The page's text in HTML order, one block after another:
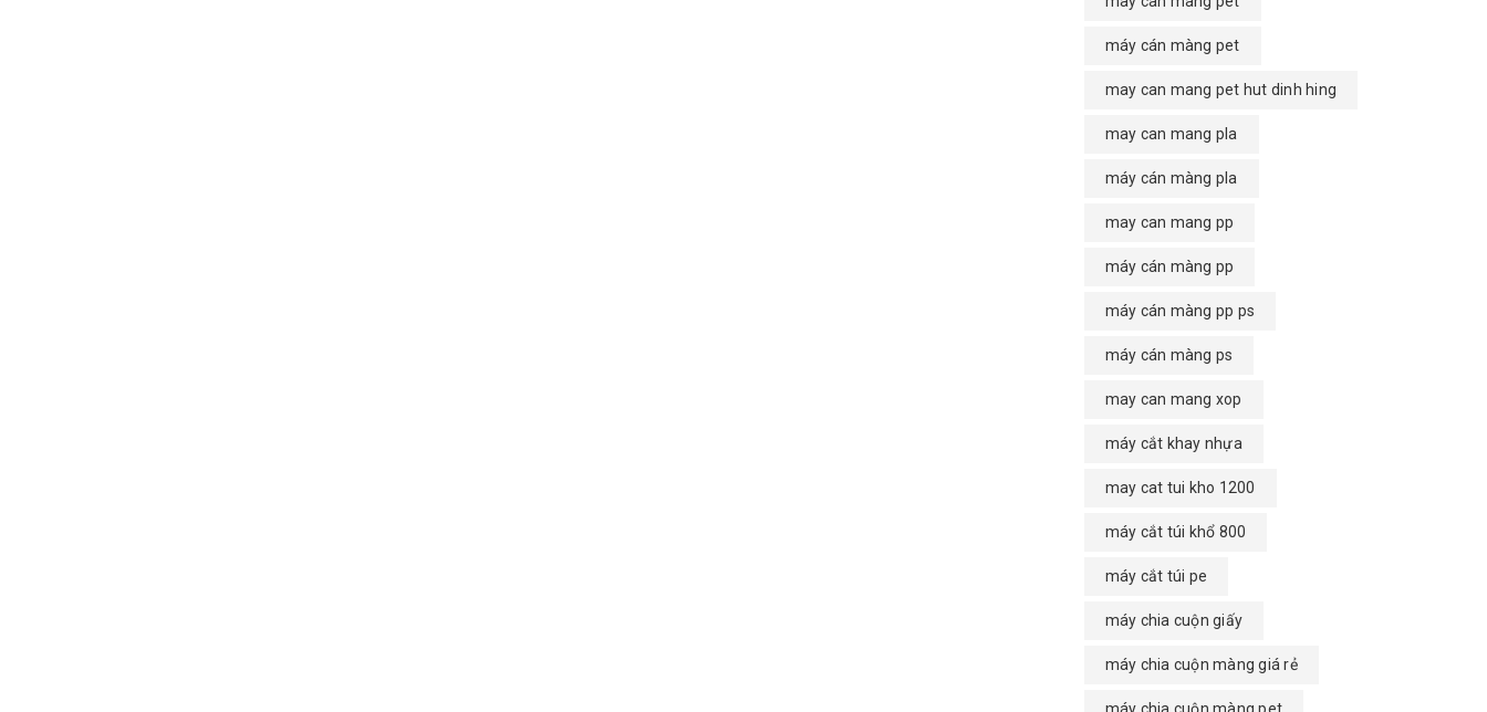
máy cán màng pet
may can mang pet hut dinh hing
may can mang pla
máy cán màng pla
may can mang pp
máy cán màng pp
máy cán màng pp ps
máy cán màng ps
may can mang xop
máy cắt khay nhựa
may cat tui kho 1200
máy cắt túi khổ 800
máy cắt túi pe
máy chia cuộn giấy
máy chia cuộn màng giá rẻ